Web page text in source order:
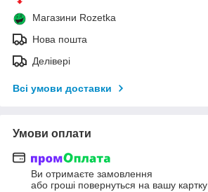
Магазини Rozetka
Нова пошта
Делівері
Всі умови доставки
Умови оплати
Ви отримаєте замовлення
або гроші повернуться на вашу картку